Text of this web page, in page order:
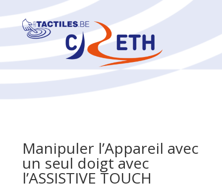
Manipuler l’Appareil avec
un seul doigt avec
l’ASSISTIVE TOUCH